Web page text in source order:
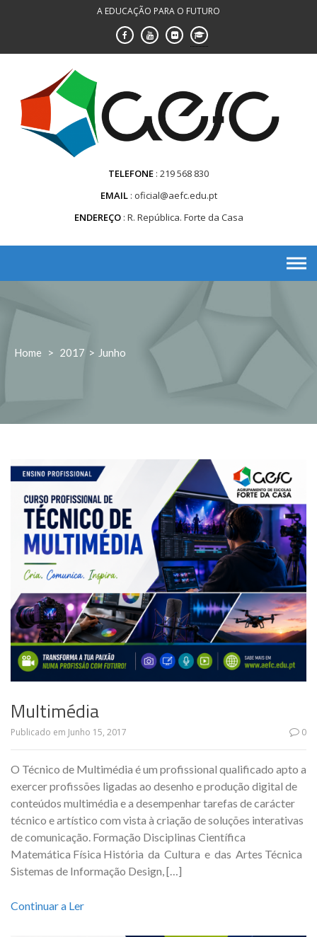
A EDUCAÇÃO PARA O FUTURO
TELEFONE 219 568 830
EMAIL oficial@aefc.edu.pt
ENDEREÇO R. República. Forte da Casa
Home > 2017 > Junho
Multimédia
Publicado em Junho 15, 2017 0
O Técnico de Multimédia é um profissional qualificado apto a
exercer profissões ligadas ao desenho e produção digital de
conteúdos multimédia e a desempenhar tarefas de carácter
técnico e artístico com vista à criação de soluções interativas
de comunicação. Formação Disciplinas Científica
Matemática Física História da Cultura e das Artes Técnica
Sistemas de Informação Design, […]
Continuar a Ler